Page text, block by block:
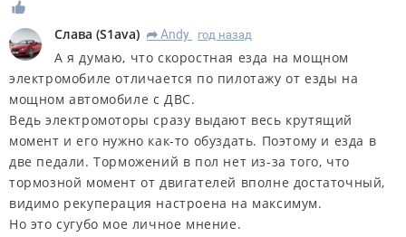
Слава (S1ava) R Andy год назад
А я думаю, что скоростная езда на мощном
электромобиле отличается по пилотажу от езды на
мощном автомобиле с ДВС.
Ведь электромоторы сразу выдают весь крутящий
момент и его нужно как-то обуздать. Поэтому и езда в
две педали. Торможений в пол нет из-за того, что
тормозной момент от двигателей вполне достаточный,
видимо рекуперация настроена на максимум.
Но это сугубо мое личное мнение.